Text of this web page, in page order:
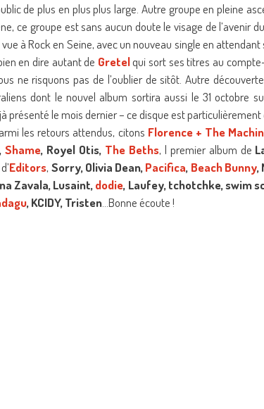
de plus en plus plus large. Autre groupe en pleine
ce groupe est sans aucun doute le visage de l’avenir
à Rock en Seine, avec un nouveau single en
en dire autant de Gretelqui sort ses titres au
ne risquons pas de l’oublier de sitôt. Autre
dont le nouvel album sortira aussi le 31 octobre
présenté le mois dernier – ce disque est
les retours attendus, citons Florence + The
Shame, Royel Otis, The Beths, l premier album de
d’Editors, Sorry, Olivia Dean, Pacifica, Beach Bunny,
Zavala, Lusaint, dodie, Laufey, tchotchke, swim
, KCIDY, Tristen …Bonne écoute !